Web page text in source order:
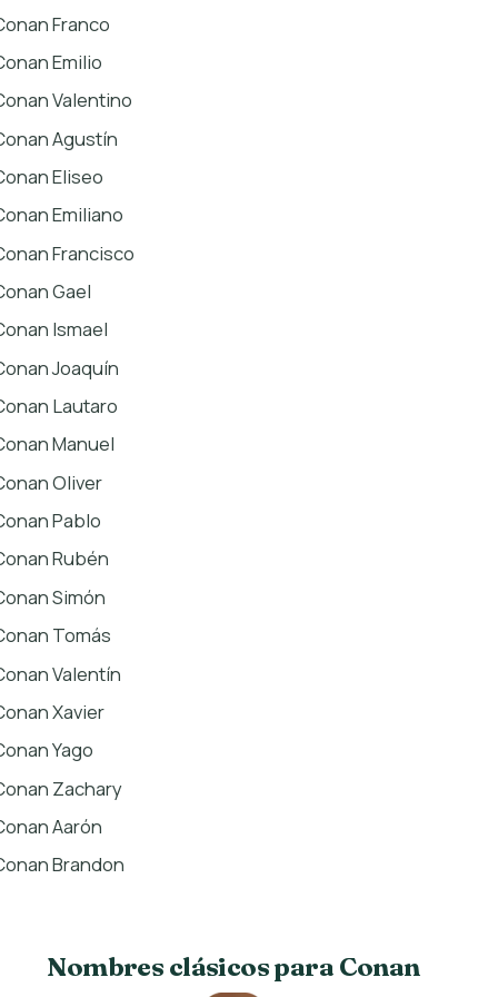
Franco
Emilio
Valentino
Agustín
Eliseo
Emiliano
Francisco
Gael
Ismael
Joaquín
Lautaro
Manuel
Oliver
Pablo
Rubén
Simón
Tomás
Valentín
Xavier
Yago
Zachary
Aarón
Brandon
Nombres clásicos para Conan